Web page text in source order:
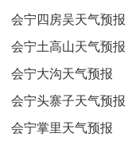
会宁四房吴天气预报
会宁土高山天气预报
会宁大沟天气预报
会宁头寨子天气预报
会宁掌里天气预报